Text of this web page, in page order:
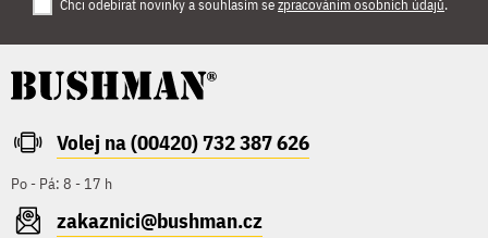
Chci odebírat novinky a souhlasím sezpracováním osobních údajů.
Volej na (00420) 732 387 626
Po - Pá: 8 - 17 h
zakaznici@bushman.cz